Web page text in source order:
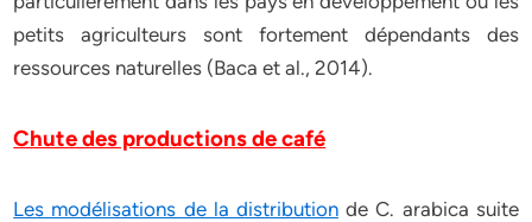
petits agriculteurs sont fortement dépendants des
ressources naturelles (Baca et al., 2014).
Chute des productions de café
Les modélisations de la distribution de C. arabica suite